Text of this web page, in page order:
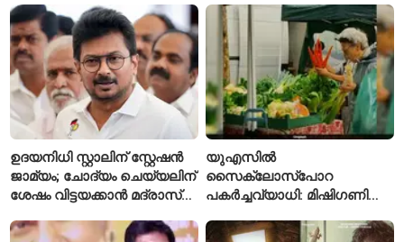
ഉദയനിധി സ്റ്റാലിന് സ്റ്റേഷൻ
ജാമ്യം; ചോദ്യം ചെയ്യലിന്
ശേഷം വിട്ടയക്കാൻ മദ്രാസ്
യുഎസിൽ
സൈക്ലോസ്പോറ
പകർച്ചവ്യാധി: മിഷിഗണിൽ
സ്ഥിരീകരിച്ചു